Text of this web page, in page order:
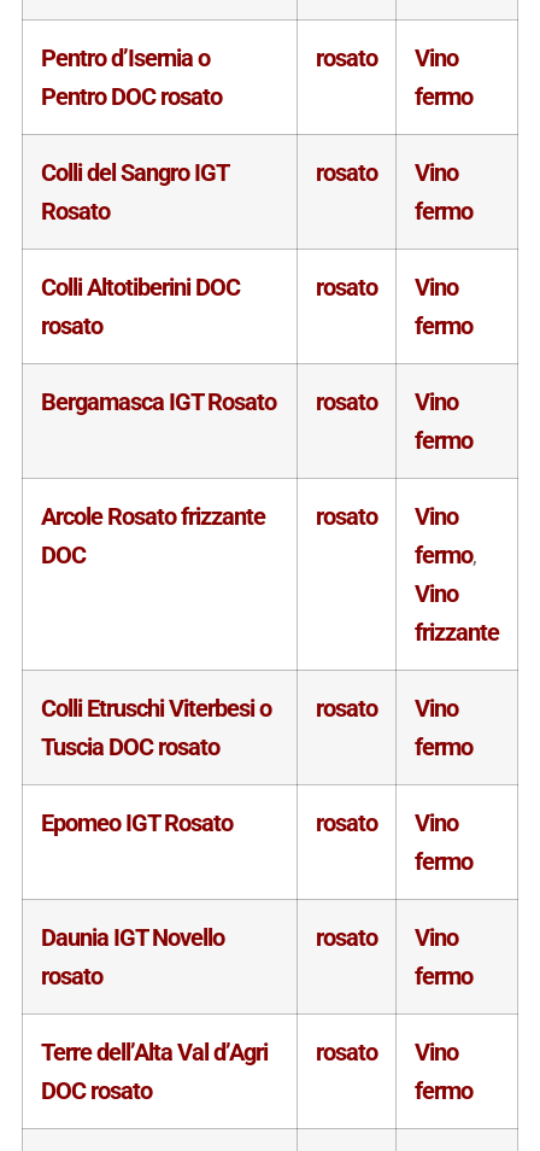
Pentro d’Isernia o
Pentro DOC rosato
rosato
Vino
fermo
Colli del Sangro IGT
Rosato
rosato
Vino
fermo
Colli Altotiberini DOC
rosato
rosato
Vino
fermo
Bergamasca IGT Rosato rosato
Vino
fermo
Arcole Rosato frizzante
DOC
rosato
Vino
fermo,
Vino
frizzante
Colli Etruschi Viterbesi o
Tuscia DOC rosato
rosato
Vino
fermo
Epomeo IGT Rosato rosato
Vino
fermo
Daunia IGT Novello
rosato
rosato
Vino
fermo
Terre dell’Alta Val d’Agri
DOC rosato
rosato
Vino
fermo